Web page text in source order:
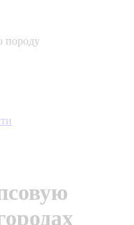
породу